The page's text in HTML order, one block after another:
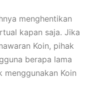
menghentikan
kapan saja. Jika
Koin, pihak
berapa lama
Koin